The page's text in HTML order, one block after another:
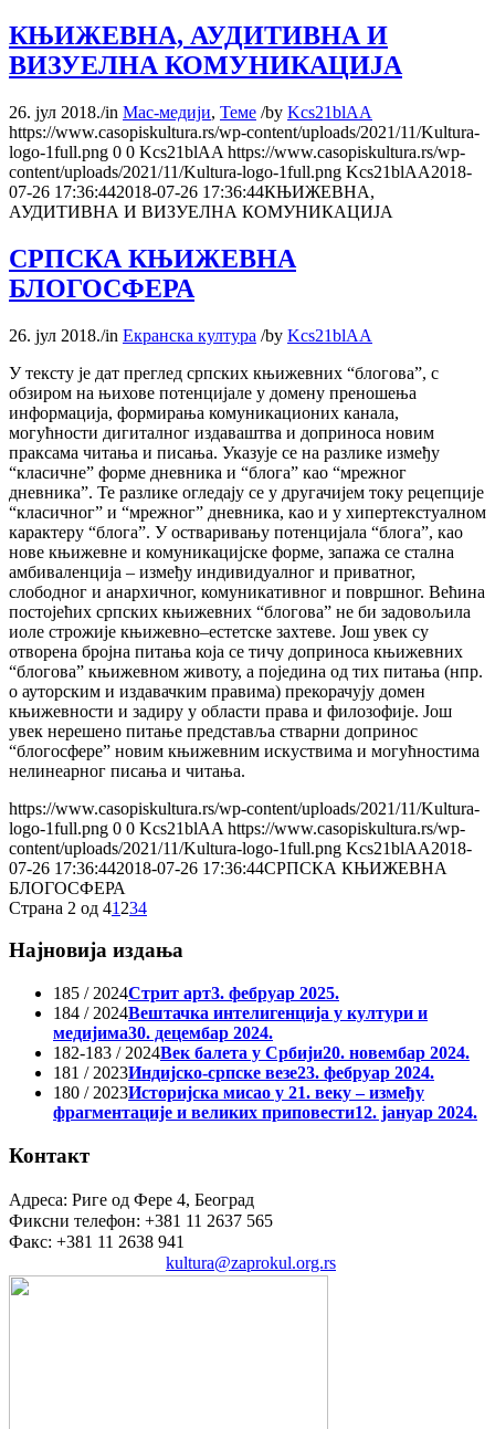
КЊИЖЕВНА, АУДИТИВНА И
ВИЗУЕЛНА КОМУНИКАЦИЈА
26. јул 2018./in Мас-медији, Теме /by Kcs21blAA
https://www.casopiskultura.rs/wp-content/uploads/2021/11/Kultura-
logo-1full.png 0 0 Kcs21blAA https://www.casopiskultura.rs/wp-
content/uploads/2021/11/Kultura-logo-1full.png Kcs21blAA2018-
07-26 17:36:442018-07-26 17:36:44КЊИЖЕВНА,
АУДИТИВНА И ВИЗУЕЛНА КОМУНИКАЦИЈА
СРПСКА КЊИЖЕВНА
БЛОГОСФЕРА
26. јул 2018./in Екранска култура /by Kcs21blAA
У тексту је дат преглед српских књижевних “блогова”, с
обзиром на њихове потенцијале у домену преношења
информација, формирања комуникационих канала,
могућности дигиталног издаваштва и доприноса новим
праксама читања и писања. Указује се на разлике између
“класичне” форме дневника и “блога” као “мрежног
дневника”. Те разлике огледају се у другачијем току рецепције
“класичног” и “мрежног” дневника, као и у хипертекстуалном
карактеру “блога”. У остваривању потенцијала “блога”, као
нове књижевне и комуникацијске форме, запажа се стална
амбиваленција – између индивидуалног и приватног,
слободног и анархичног, комуникативног и површног. Већина
постојећих српских књижевних “блогова” не би задовољила
иоле строжије књижевно–естетске захтеве. Још увек су
отворена бројна питања која се тичу доприноса књижевних
“блогова” књижевном животу, а поједина од тих питања (нпр.
о ауторским и издавачким правима) прекорачују домен
књижевности и задиру у области права и филозофије. Још
увек нерешено питање представља стварни допринос
“блогосфере” новим књижевним искуствима и могућностима
нелинеарног писања и читања.
https://www.casopiskultura.rs/wp-content/uploads/2021/11/Kultura-
logo-1full.png 0 0 Kcs21blAA https://www.casopiskultura.rs/wp-
content/uploads/2021/11/Kultura-logo-1full.png Kcs21blAA2018-
07-26 17:36:442018-07-26 17:36:44СРПСКА КЊИЖЕВНА
БЛОГОСФЕРА
Страна 2 од 41 234
Најновија издања
185 / 2024Стрит арт3. фебруар 2025.
184 / 2024Вештачка интелигенција у култури и
медијима30. децембар 2024.
182-183 / 2024Век балета у Србији20. новембар 2024.
181 / 2023Индијско-српске везе23. фебруар 2024.
180 / 2023Историјска мисао у 21. веку – између
фрагментације и великих приповести12. јануар 2024.
Контакт
Адреса: Риге од Фере 4, Београд
Фиксни телефон: +381 11 2637 565
Факс: +381 11 2638 941
kultura@zaprokul.org.rs